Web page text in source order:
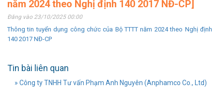
năm 2024 theo Nghị định 140 2017 NĐ-CP]
Đăng vào 23/10/2025 00:00
Thông tin tuyển dụng công chức của Bộ TTTT năm 2024 theo Nghị định
140 2017 NĐ-CP
Tin bài liên quan
» Công ty TNHH Tư vấn Phạm Anh Nguyên (Anphamco Co., Ltd)